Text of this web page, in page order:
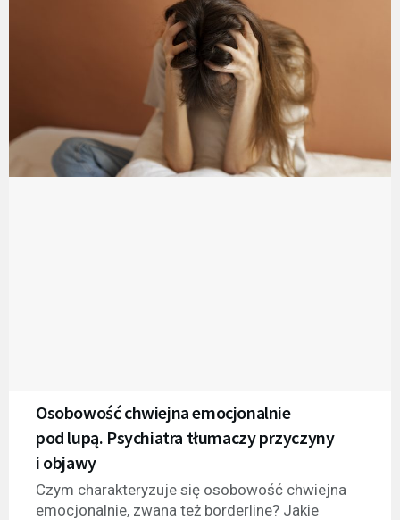
Osobowość chwiejna emocjonalnie
pod lupą. Psychiatra tłumaczy przyczyny
i objawy
Czym charakteryzuje się osobowość chwiejna
emocjonalnie, zwana też borderline? Jakie